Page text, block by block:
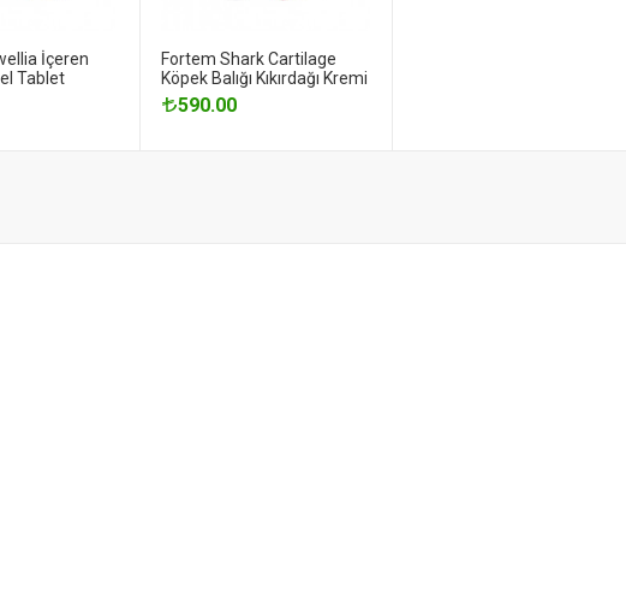
İçeren
Tablet
Fortem Shark Cartilage
Köpek Balığı Kıkırdağı Kremi
590.00